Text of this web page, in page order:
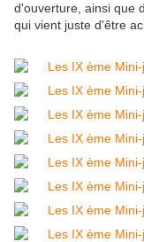
d'ouverture, ainsi que
qui vient juste d'être